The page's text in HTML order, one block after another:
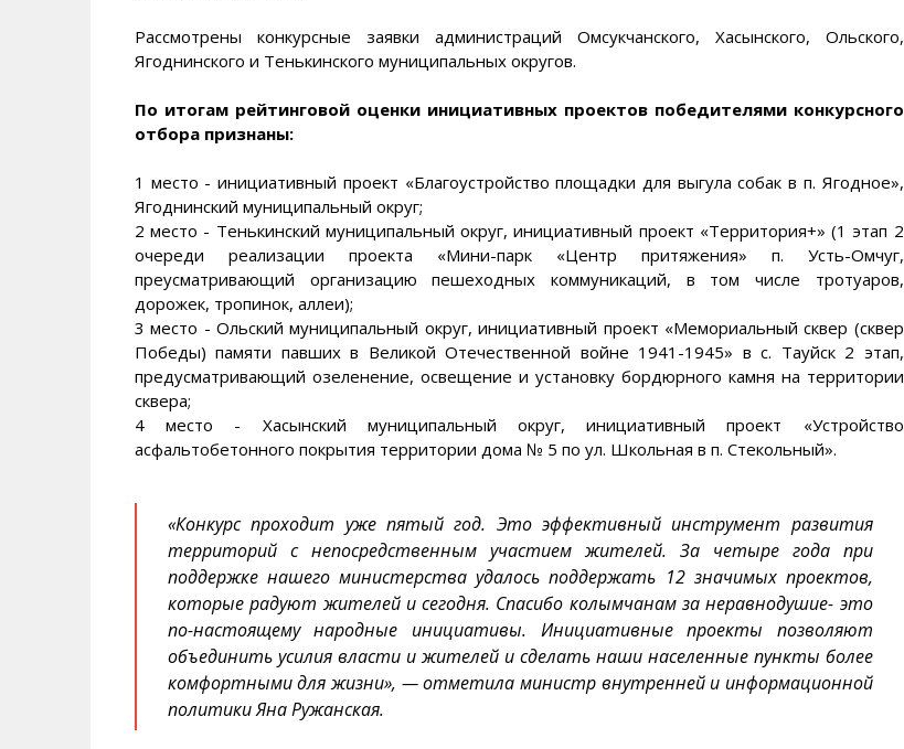
Рассмотрены конкурсные заявки администраций Омсукчанского, Хасынского, Ольского,
Ягоднинского и Тенькинского муниципальных округов.
По итогам рейтинговой оценки инициативных проектов победителями конкурсного
отбора признаны:
1 место - инициативный проект «Благоустройство площадки для выгула собак в п. Ягодное»,
Ягоднинский муниципальный округ;
2 место - Тенькинский муниципальный округ, инициативный проект «Территория+» (1 этап 2
очереди реализации проекта «Мини-парк «Центр притяжения» п. Усть-Омчуг,
преусматривающий организацию пешеходных коммуникаций, в том числе тротуаров,
дорожек, тропинок, аллеи);
3 место - Ольский муниципальный округ, инициативный проект «Мемориальный сквер (сквер
Победы) памяти павших в Великой Отечественной войне 1941-1945» в с. Тауйск 2 этап,
предусматривающий озеленение, освещение и установку бордюрного камня на территории
сквера;
4 место - Хасынский муниципальный округ, инициативный проект «Устройство
асфальтобетонного покрытия территории дома № 5 по ул. Школьная в п. Стекольный».
«Конкурс проходит уже пятый год. Это эффективный инструмент развития
территорий с непосредственным участием жителей. За четыре года при
поддержке нашего министерства удалось поддержать 12 значимых проектов,
которые радуют жителей и сегодня. Спасибо колымчанам за неравнодушие- это
по-настоящему народные инициативы. Инициативные проекты позволяют
объединить усилия власти и жителей и сделать наши населенные пункты более
комфортными для жизни», — отметила министр внутренней и информационной
политики Яна Ружанская.